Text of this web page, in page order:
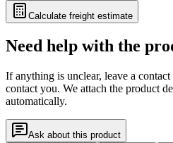
Calculate freight estimate
Need help with the
If anything is unclear, leave a
contact you. We attach the product
automatically.
Ask about this product